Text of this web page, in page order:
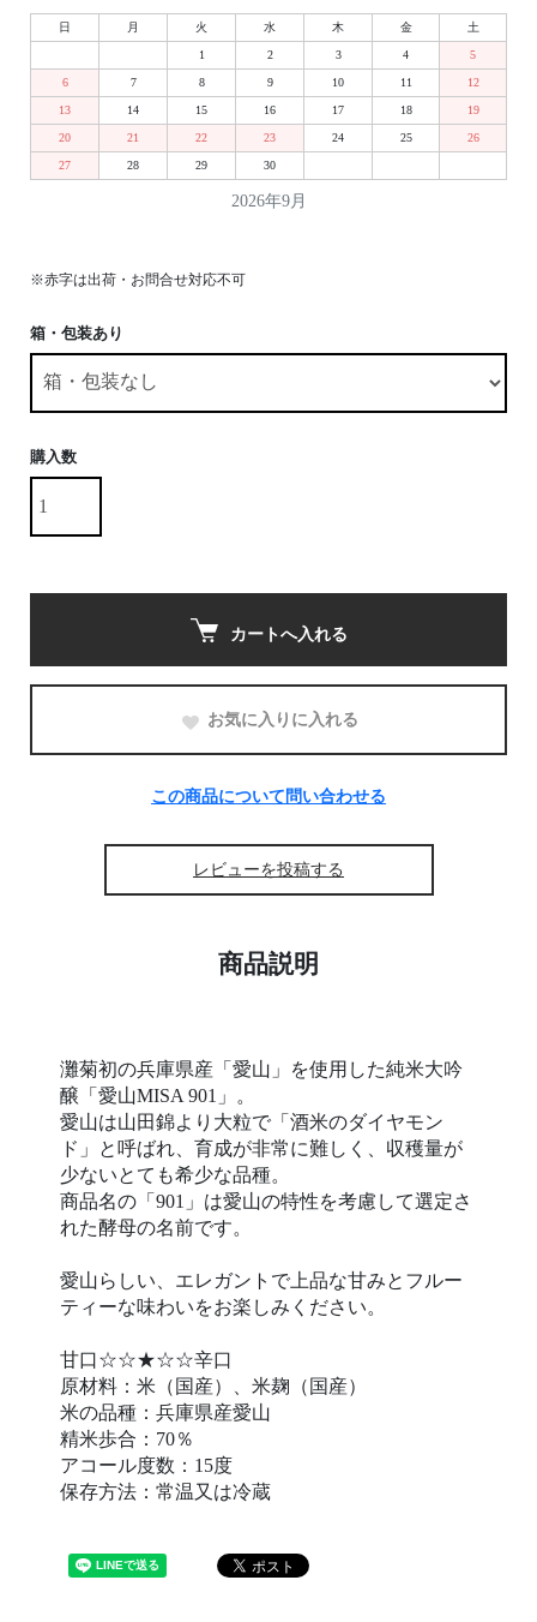
2026年9月
日 月 火 水 木 金 土
1 2 3 4 5
6 7 8 9 10 11 12
13 14 15 16 17 18 19
20 21 22 23 24 25 26
27 28 29 30
※赤字は出荷・お問合せ対応不可
箱・包装あり
購入数
カートへ入れる
お気に入りに入れる
この商品について問い合わせる
レビューを投稿する
商品説明
灘菊初の兵庫県産「愛山」を使用した純米大吟
醸「愛山MISA 901」。
愛山は山田錦より大粒で「酒米のダイヤモン
ド」と呼ばれ、育成が非常に難しく、収穫量が
少ないとても希少な品種。
商品名の「901」は愛山の特性を考慮して選定さ
れた酵母の名前です。
愛山らしい、エレガントで上品な甘みとフルー
ティーな味わいをお楽しみください。
甘口☆☆★☆☆辛口
原材料：米（国産）、米麹（国産）
米の品種：兵庫県産愛山
精米歩合：70％
アコール度数：15度
保存方法：常温又は冷蔵